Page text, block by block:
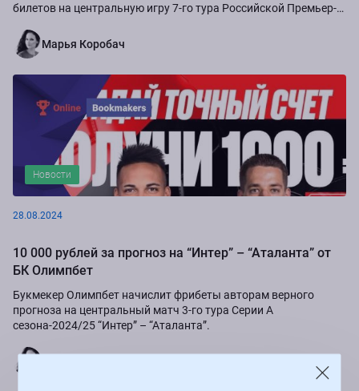
билетов на центральную игру 7-го тура Российской Премьер-
Марья Коробач
Новости
28.08.2024
10 000 рублей за прогноз на “Интер” – “Аталанта” от
БК Олимпбет
Букмекер Олимпбет начислит фрибеты авторам верного
прогноза на центральный матч 3-го тура Серии А
сезона-2024/25 “Интер” – “Аталанта”.